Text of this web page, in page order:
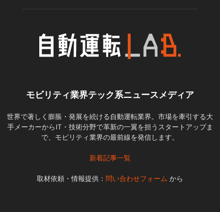
モビリティ業界テック系ニュースメディア
世界で著しく膨脹・発展を続ける自動運転業界。市場を牽引する大
手メーカーからIT・技術分野で革新の一翼を担うスタートアップま
で、モビリティ業界の最前線を発信します。
新着記事一覧
取材依頼・情報提供： 問い合わせフォーム から